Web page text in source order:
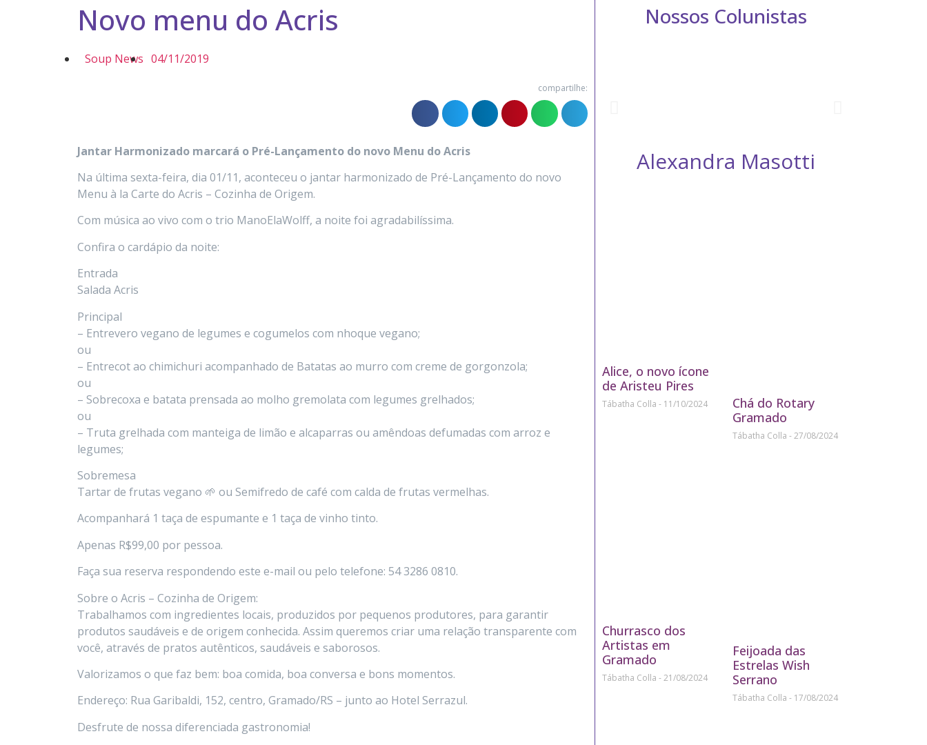
Novo menu do Acris
Soup News 04/11/2019
compartilhe:
Jantar Harmonizado marcará o Pré-Lançamento do novo Menu do Acris
Na última sexta-feira, dia 01/11, aconteceu o jantar harmonizado de Pré-Lançamento do novo
Menu à la Carte do Acris – Cozinha de Origem.
Com música ao vivo com o trio ManoElaWolff, a noite foi agradabilíssima.
Confira o cardápio da noite:
Entrada
Salada Acris
Principal
– Entrevero vegano de legumes e cogumelos com nhoque vegano;
ou
– Entrecot ao chimichuri acompanhado de Batatas ao murro com creme de gorgonzola;
ou
– Sobrecoxa e batata prensada ao molho gremolata com legumes grelhados;
ou
– Truta grelhada com manteiga de limão e alcaparras ou amêndoas defumadas com arroz e
legumes;
Sobremesa
Tartar de frutas vegano 🌱 ou Semifredo de café com calda de frutas vermelhas.
Acompanhará 1 taça de espumante e 1 taça de vinho tinto.
Apenas R$99,00 por pessoa.
Faça sua reserva respondendo este e-mail ou pelo telefone: 54 3286 0810.
Sobre o Acris – Cozinha de Origem:
Trabalhamos com ingredientes locais, produzidos por pequenos produtores, para garantir
produtos saudáveis e de origem conhecida. Assim queremos criar uma relação transparente com
você, através de pratos autênticos, saudáveis e saborosos.
Valorizamos o que faz bem: boa comida, boa conversa e bons momentos.
Endereço: Rua Garibaldi, 152, centro, Gramado/RS – junto ao Hotel Serrazul.
Desfrute de nossa diferenciada gastronomia!
Nossos Colunistas
Alexandra Masotti
Alice, o novo ícone
de Aristeu Pires
Tábatha Colla 11/10/2024
Chá do Rotary
Gramado
Tábatha Colla 27/08/2024
Churrasco dos
Artistas em
Gramado
Tábatha Colla 21/08/2024
Feijoada das
Estrelas Wish
Serrano
Tábatha Colla 17/08/2024